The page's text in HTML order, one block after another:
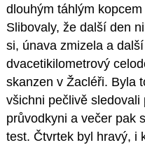
dlouhým táhlým
Slibovaly, že další den
si, únava zmizela a
dvacetikilometrový
skanzen v Žacléři. Byla
všichni pečlivě sledovali
průvodkyni a večer pak
test. Čtvrtek byl hravý, i